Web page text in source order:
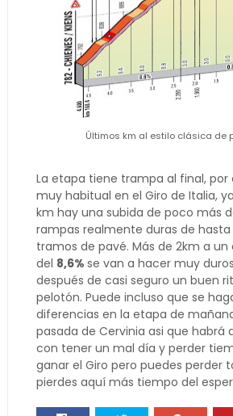
Últimos km al estilo clásica de
La etapa tiene trampa al final,
muy habitual en el Giro de Italia,
km hay una subida de poco más
rampas realmente duras de hasta
tramos de pavé. Más de 2km a un
del 8,6% se van a hacer muy
después de casi seguro un buen
pelotón. Puede incluso que se
diferencias en la etapa de
pasada de Cervinia asi que habrá
con tener un mal día y perder
ganar el Giro pero puedes perder
pierdes aquí más tiempo del